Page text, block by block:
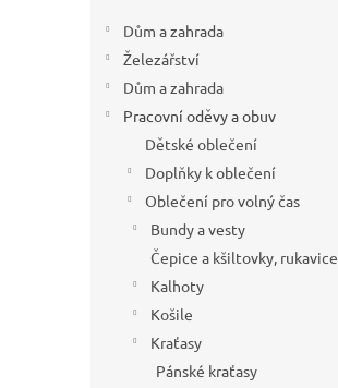
Dům a zahrada
Železářství
Dům a zahrada
Pracovní oděvy a obuv
Dětské oblečení
Doplňky k oblečení
Oblečení pro volný čas
Bundy a vesty
Čepice a kšiltovky, rukavice
Kalhoty
Košile
Kraťasy
Pánské kraťasy